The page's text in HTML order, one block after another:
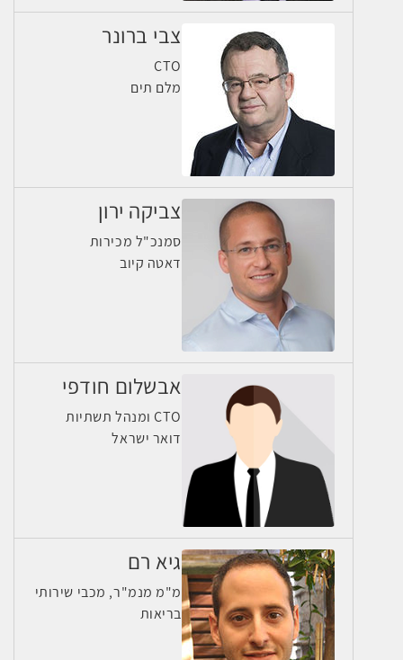
צבי ברונר
CTO
מלם תים
צביקה ירון
סמנכ"ל מכירות
דאטה קיוב
אבשלום חודפי
CTO ומנהל תשתיות
דואר ישראל
גיא רם
מ"מ מנמ"ר, מכבי שירותי
בריאות